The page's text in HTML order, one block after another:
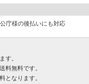
庁様の後払いにも対応
す。
料無料です。
となります。